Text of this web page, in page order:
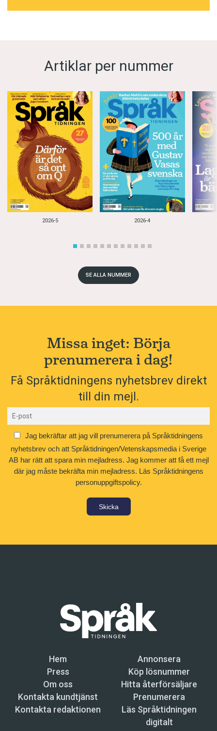
Artiklar per nummer
2026-5 2026-4
SE ALLA NUMMER
Missa inget: Börja
prenumerera i dag!
Få Språktidningens nyhetsbrev direkt
till din mejl.
Jag bekräftar att jag vill prenumerera på Språktidningens
nyhetsbrev och att Språktidningen/Vetenskapsmedia i Sverige
AB har rätt att spara min mejladress. Jag kommer att få ett mejl
där jag måste bekräfta min mejladress. Läs Språktidningens
personuppgiftspolicy.
Skicka
Hem
Annonsera
Press
Köp lösnummer
Om oss
Hitta återförsäljare
Kontakta kundtjänst
Prenumerera
Kontakta redaktionen
Läs Språktidningen
digitalt